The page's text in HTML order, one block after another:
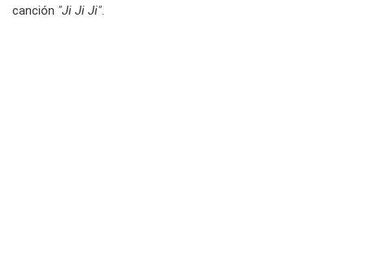
canción "Ji Ji Ji".